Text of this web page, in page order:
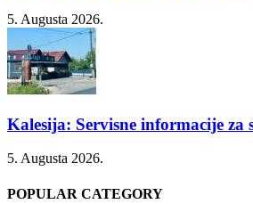
5. Augusta 2026.
Kalesija: Servisne informacije za
5. Augusta 2026.
POPULAR CATEGORY